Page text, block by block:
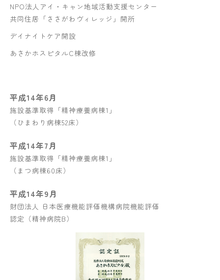
NPO法人アイ・キャン地域活動支援センター
共同住居「ささがわヴィレッジ」開所
デイナイトケア開設
あさかホスピタルC棟改修
平成14年6月
施設基準取得「精神療養病棟1」
（ひまわり病棟52床）
平成14年7月
施設基準取得「精神療養病棟1」
（まつ病棟60床）
平成14年9月
財団法人 日本医療機能評価機構病院機能評価
認定 （精神病院B）